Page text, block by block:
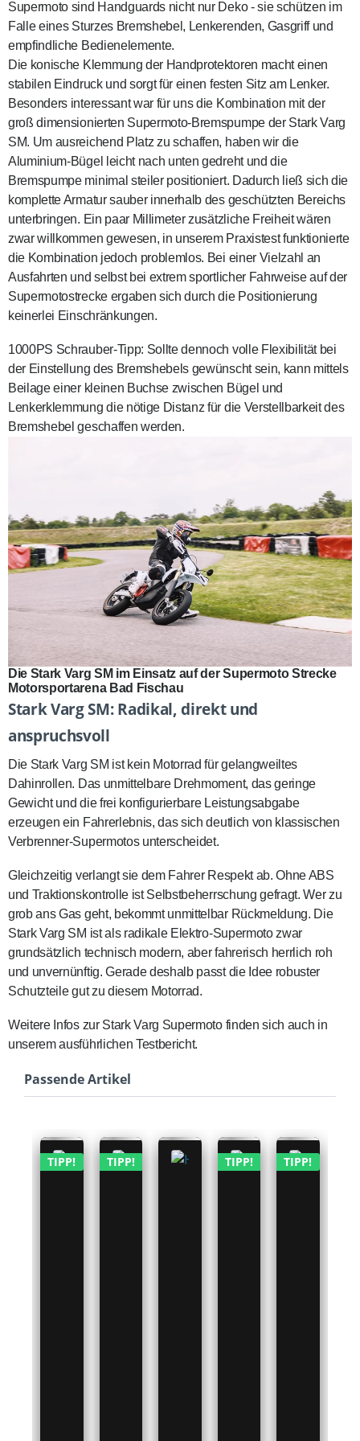
Supermoto sind Handguards nicht nur Deko - sie schützen im
Falle eines Sturzes Bremshebel, Lenkerenden, Gasgriff und
empfindliche Bedienelemente.
Die konische Klemmung der Handprotektoren macht einen
stabilen Eindruck und sorgt für einen festen Sitz am Lenker.
Besonders interessant war für uns die Kombination mit der
groß dimensionierten Supermoto-Bremspumpe der Stark Varg
SM. Um ausreichend Platz zu schaffen, haben wir die
Aluminium-Bügel leicht nach unten gedreht und die
Bremspumpe minimal steiler positioniert. Dadurch ließ sich die
komplette Armatur sauber innerhalb des geschützten Bereichs
unterbringen. Ein paar Millimeter zusätzliche Freiheit wären
zwar willkommen gewesen, in unserem Praxistest funktionierte
die Kombination jedoch problemlos. Bei einer Vielzahl an
Ausfahrten und selbst bei extrem sportlicher Fahrweise auf der
Supermotostrecke ergaben sich durch die Positionierung
keinerlei Einschränkungen.
1000PS Schrauber-Tipp: Sollte dennoch volle Flexibilität bei
der Einstellung des Bremshebels gewünscht sein, kann mittels
Beilage einer kleinen Buchse zwischen Bügel und
Lenkerklemmung die nötige Distanz für die Verstellbarkeit des
Bremshebel geschaffen werden.
Die Stark Varg SM im Einsatz auf der Supermoto Strecke
Motorsportarena Bad Fischau
Stark Varg SM: Radikal, direkt und
anspruchsvoll
Die Stark Varg SM ist kein Motorrad für gelangweiltes
Dahinrollen. Das unmittelbare Drehmoment, das geringe
Gewicht und die frei konfigurierbare Leistungsabgabe
erzeugen ein Fahrerlebnis, das sich deutlich von klassischen
Verbrenner-Supermotos unterscheidet.
Gleichzeitig verlangt sie dem Fahrer Respekt ab. Ohne ABS
und Traktionskontrolle ist Selbstbeherrschung gefragt. Wer zu
grob ans Gas geht, bekommt unmittelbar Rückmeldung. Die
Stark Varg SM ist als radikale Elektro-Supermoto zwar
grundsätzlich technisch modern, aber fahrerisch herrlich roh
und unvernünftig. Gerade deshalb passt die Idee robuster
Schutzteile gut zu diesem Motorrad.
Weitere Infos zur Stark Varg Supermoto finden sich auch in
unserem ausführlichen Testbericht.
Passende Artikel
TIPP! TIPP! TIPP! TIPP!